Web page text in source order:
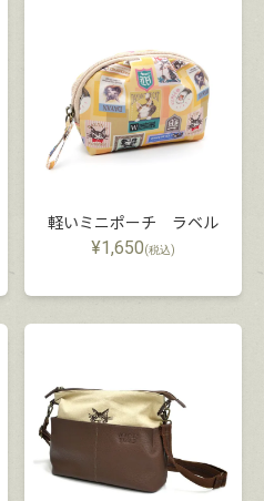
軽いミニポーチ ラベル
¥1,650(税込)